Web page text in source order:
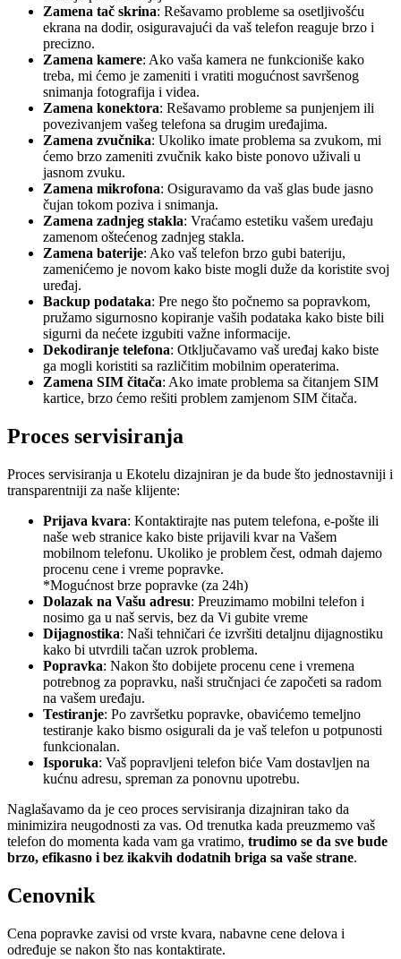
Zamena tač skrina: Rešavamo probleme sa osetljivošću
ekrana na dodir, osiguravajući da vaš telefon reaguje brzo i
precizno.
Zamena kamere: Ako vaša kamera ne funkcioniše kako
treba, mi ćemo je zameniti i vratiti mogućnost savršenog
snimanja fotografija i videa.
Zamena konektora: Rešavamo probleme sa punjenjem ili
povezivanjem vašeg telefona sa drugim uređajima.
Zamena zvučnika: Ukoliko imate problema sa zvukom, mi
ćemo brzo zameniti zvučnik kako biste ponovo uživali u
jasnom zvuku.
Zamena mikrofona: Osiguravamo da vaš glas bude jasno
čujan tokom poziva i snimanja.
Zamena zadnjeg stakla: Vraćamo estetiku vašem uređaju
zamenom oštećenog zadnjeg stakla.
Zamena baterije: Ako vaš telefon brzo gubi bateriju,
zamenićemo je novom kako biste mogli duže da koristite svoj
uređaj.
Backup podataka: Pre nego što počnemo sa popravkom,
pružamo sigurnosno kopiranje vaših podataka kako biste bili
sigurni da nećete izgubiti važne informacije.
Dekodiranje telefona: Otključavamo vaš uređaj kako biste
ga mogli koristiti sa različitim mobilnim operaterima.
Zamena SIM čitača: Ako imate problema sa čitanjem SIM
kartice, brzo ćemo rešiti problem zamjenom SIM čitača.
Proces servisiranja
Proces servisiranja u Ekotelu dizajniran je da bude što jednostavniji i
transparentniji za naše klijente:
Prijava kvara: Kontaktirajte nas putem telefona, e-pošte ili
naše web stranice kako biste prijavili kvar na Vašem
mobilnom telefonu. Ukoliko je problem čest, odmah dajemo
procenu cene i vreme popravke.
*Mogućnost brze popravke (za 24h)
Dolazak na Vašu adresu: Preuzimamo mobilni telefon i
nosimo ga u naš servis, bez da Vi gubite vreme
Dijagnostika: Naši tehničari će izvršiti detaljnu dijagnostiku
kako bi utvrdili tačan uzrok problema.
Popravka: Nakon što dobijete procenu cene i vremena
potrebnog za popravku, naši stručnjaci će započeti sa radom
na vašem uređaju.
Testiranje: Po završetku popravke, obavićemo temeljno
testiranje kako bismo osigurali da je vaš telefon u potpunosti
funkcionalan.
Isporuka: Vaš popravljeni telefon biće Vam dostavljen na
kućnu adresu, spreman za ponovnu upotrebu.
Naglašavamo da je ceo proces servisiranja dizajniran tako da
minimizira neugodnosti za vas. Od trenutka kada preuzmemo vaš
telefon do momenta kada vam ga vratimo, trudimo se da sve bude
brzo, efikasno i bez ikakvih dodatnih briga sa vaše strane.
Cenovnik
Cena popravke zavisi od vrste kvara, nabavne cene delova i
određuje se nakon što nas kontaktirate.